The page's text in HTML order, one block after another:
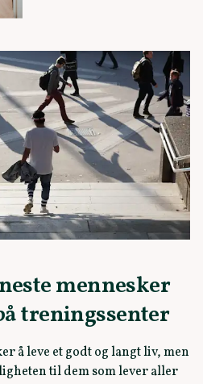
mennesker
treningssenter
å leve et godt og langt liv, men
til dem som lever aller